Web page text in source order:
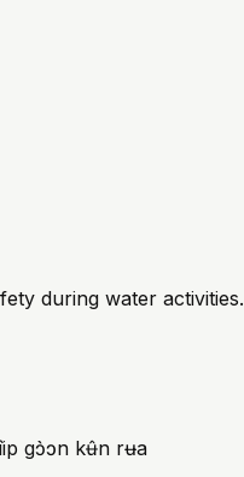
during water activities.
gɔ̀ɔn kʉ̂n rʉa